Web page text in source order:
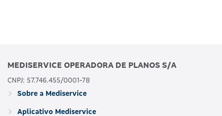
MEDISERVICE OPERADORA DE PLANOS S/A
CNPJ: 57.746.455/0001-78
Sobre a Mediservice
Aplicativo Mediservice